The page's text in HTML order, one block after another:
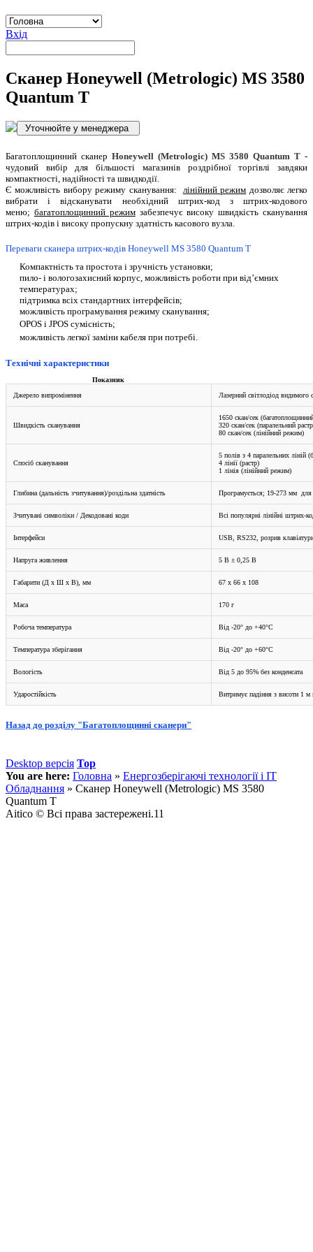
Вхід
Сканер Honeywell (Metrologic) MS 3580
Quantum T
Багатоплощинний сканер Honeywell (Metrologic) MS 3580 Quantum T -
чудовий вибір для більшості магазинів роздрібної торгівлі завдяки
компактності, надійності та швидкодії.
Є можливість вибору режиму сканування: лінійний режим дозволяє легко
вибрати і відсканувати необхідний штрих-код з штрих-кодового
меню; багатоплощинний режимзабезпечує високу швидкість сканування
штрих-кодів і високу пропускну здатність касового вузла.
Переваги сканера штрих-кодів Honeywell MS 3580 Quantum T
Компактність та простота і зручність установки;
пило- і вологозахисний корпус, можливість роботи при від’ємних
температурах;
підтримка всіх стандартних інтерфейсів;
можливість програмування режиму сканування;
OPOS і JPOS сумісність;
можливість легкої заміни кабеля при потребі.
Технічні характеристики
Показник
Джерело випромінення
Лазерний світлодіод видимого
Швидкість сканування
1650 скан/сек
320 скан/сек (паралельний
80 скан/сек (лінійний режим)
Спосіб сканування
5 полів з 4 паралельних
4 лінії (растр)
1 лінія (лінійний режим)
Глибина (дальність зчитування)/роздільна здатність Програмується; 19-273 мм
Зчитувані символіки / Декодовані коди Всі популярні лінійні штрих-
Інтерфейси USB, RS232, розрив
Напруга живлення 5 В ± 0,25 В
Габарити (Д х Ш х В), мм 67 х 66 х 108
Маса 170 г
Робоча температура Від -20° до +40°C
Температура зберігання Від -20° до +60°C
Вологість Від 5 до 95% без конденсата
Ударостійкість Витримує падіння з висоти 1 м
Назад до розділу "Багатоплощинні сканери"
Desktop версія Top
You are here: Головна » Енергозберігаючі технології і IT
Обладнання » Сканер Honeywell (Metrologic) MS 3580
Quantum T
Aitico © Всі права застережені.11